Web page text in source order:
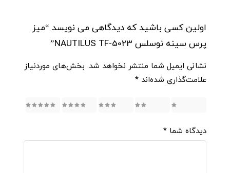
اولین کسی باشید که دیدگاهی می نویسد “میز
پرس سینه نوسلس NAUTILUS TF-5023”
نشانی ایمیل شما منتشر نخواهد شد. بخش‌های موردنیاز
علامت‌گذاری شده‌اند *
5
دیدگاه شما *